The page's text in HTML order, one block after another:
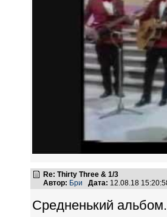
Re: Thirty Three & 1/3
Автор: Бри Дата: 12.08.18
Средненький альбом.